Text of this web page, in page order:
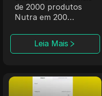
de 2000 produtos
Nutra em 200
locais exóticos.
Leia Mais
Offerrum